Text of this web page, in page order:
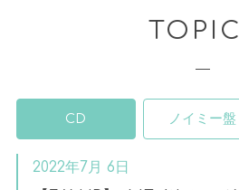
CD ノイミー盤
2022年7月 6日